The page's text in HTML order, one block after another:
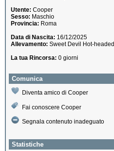
Utente: Cooper
Sesso: Maschio
Provincia: Roma
Data di Nascita: 16/12/2025
Allevamento: Sweet Devil Hot-headed
La tua Rincorsa: 0 giorni
Comunica
Diventa amico di Cooper
Fai conoscere Cooper
Segnala contenuto inadeguato
Statistiche